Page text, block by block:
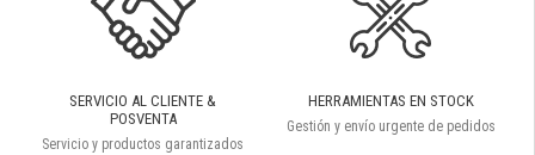
SERVICIO AL CLIENTE &
POSVENTA
Servicio y productos garantizados
HERRAMIENTAS EN STOCK
Gestión y envío urgente de pedidos